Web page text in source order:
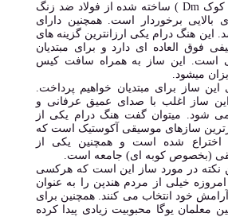
هنگ درام آرشا نه نت ( کوک Dm ) ساخته شده از فولاد ضد زنگ
بالایی برخوردار است. همچنین دارای
این هنگ درام یکی ارزانترین گزینه های
فوق العاده ای دارد و برای مبتدیان
است. این ساز به همراه سافت کیس
میشود.
این ساز برای مبتدیان خواهیم پرداخت.
ساز اغلب با صدای عمیق عرفانی و
شود. میتوان گفت هنگ درام یکی از
سازهای موسیقی آکوستیک است که
شده است و همچنین یکی از
(بخصوص کوبه ای) جامعه است.
نکته در مورد ساز این است که هرکسی
امروزه خیلی از مردم هندپن را به عنوان
خود انتخاب می کنند. همچنین برای
معلمان یوگا محبوبیت زیادی پیدا کرده